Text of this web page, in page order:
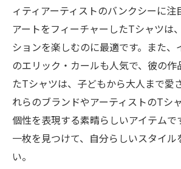
ィティアーティストのバンクシーに注
アートをフィーチャーしたTシャツは
ションを楽しむのに最適です。また、
のエリック・カールも人気で、彼の作
たTシャツは、子どもから大人まで愛
れらのブランドやアーティストのTシ
個性を表現する素晴らしいアイテムで
一枚を見つけて、自分らしいスタイル
い。